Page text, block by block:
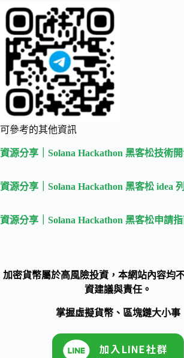
可參考的其他資訊
資源分享｜Solana Hackathon 黑客松技術
資源分享｜Solana Hackathon 黑客松 idea
資源分享｜Solana Hackathon 黑客松申請
加密貨幣屬於高風險投資，本網站內容均
資建議與責任。
掌握虛擬貨幣、區塊鏈大小事